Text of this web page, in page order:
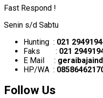
Fast Respond !
Senin s/d Sabtu
Hunting : 021
Faks : 021
E Mail :
HP/WA :
Follow Us